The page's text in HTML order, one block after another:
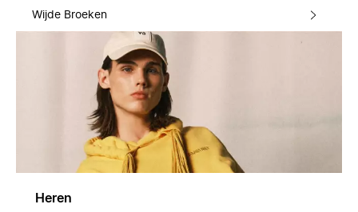
Wijde Broeken
Heren